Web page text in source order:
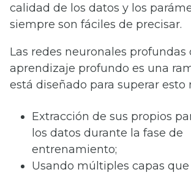
calidad de los datos y los
siempre son fáciles de precisar.
Las redes neuronales profundas
aprendizaje profundo es una
está diseñado para superar esto
Extracción de sus propios
los datos durante la fase de
entrenamiento;
Usando múltiples capas